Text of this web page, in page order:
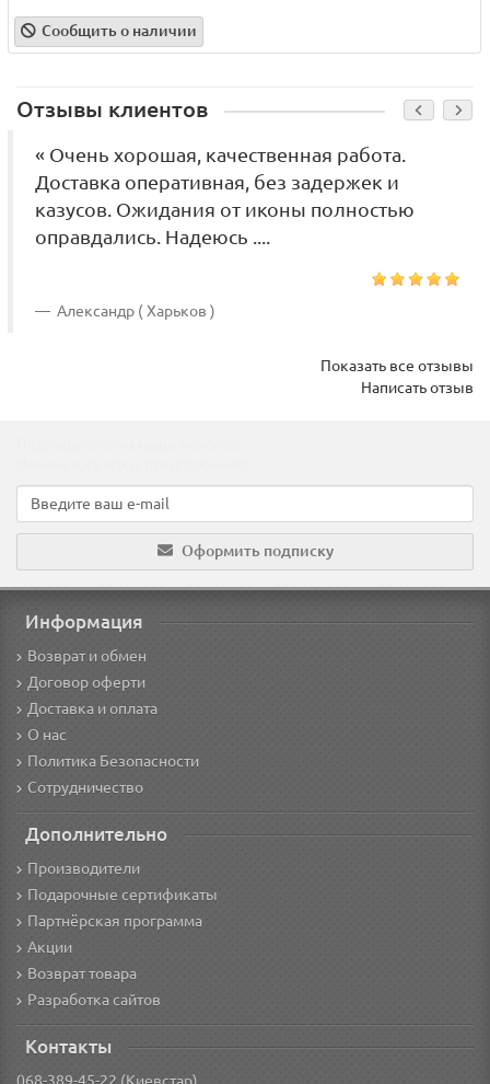
Сообщить о наличии
Отзывы клиентов
« Очень хорошая, качественная работа.
Доставка оперативная, без задержек и
казусов. Ожидания от иконы полностью
оправдались. Надеюсь ....
Александр ( Харьков )
Показать все отзывы
Написать отзыв
Оформить подписку
Информация
Возврат и обмен
Договор оферти
Доставка и оплата
О нас
Политика Безопасности
Сотрудничество
Дополнительно
Производители
Подарочные сертификаты
Партнёрская программа
Акции
Возврат товара
Разработка сайтов
Контакты